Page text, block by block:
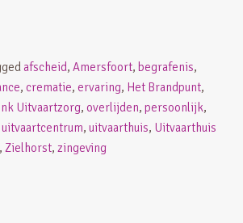
afscheid, Amersfoort, begrafenis,
, crematie, ervaring, Het Brandpunt,
Uitvaartzorg, overlijden, persoonlijk,
uitvaartcentrum, uitvaarthuis, Uitvaarthuis
, Zielhorst, zingeving